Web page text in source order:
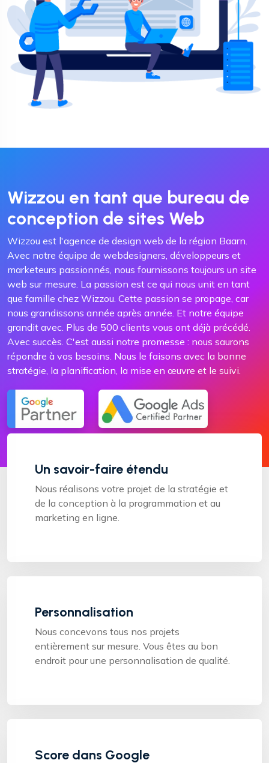
Wizzou en tant que bureau de
conception de sites Web
Wizzou est l'agence de design web de la région Baarn.
Avec notre équipe de webdesigners, développeurs et
marketeurs passionnés, nous fournissons toujours un site
web sur mesure. La passion est ce qui nous unit en tant
que famille chez Wizzou. Cette passion se propage, car
nous grandissons année après année. Et notre équipe
grandit avec. Plus de 500 clients vous ont déjà précédé.
Avec succès. C'est aussi notre promesse : nous saurons
répondre à vos besoins. Nous le faisons avec la bonne
stratégie, la planification, la mise en œuvre et le suivi.
Un savoir-faire étendu
Nous réalisons votre projet de la stratégie et
de la conception à la programmation et au
marketing en ligne.
Personnalisation
Nous concevons tous nos projets
entièrement sur mesure. Vous êtes au bon
endroit pour une personnalisation de qualité.
Score dans Google